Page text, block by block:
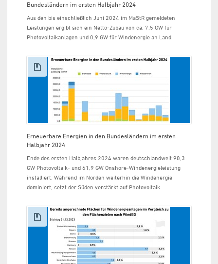
Bundesländern im ersten Halbjahr 2024
Aus den bis einschließlich Juni 2024 im MaStR gemeldeten
Leistungen ergibt sich ein Netto-Zubau von ca. 7,5 GW für
Photovoltaikanlagen und 0,9 GW für Windenergie an Land.
Erneuerbare Energien in den Bundesländern im ersten
Halbjahr 2024
Ende des ersten Halbjahres 2024 waren deutschlandweit 90,3
GW Photovoltaik- und 61,9 GW Onshore-Windenergieleistung
installiert. Während im Norden weiterhin die Windenergie
dominiert, setzt der Süden verstärkt auf Photovoltaik.